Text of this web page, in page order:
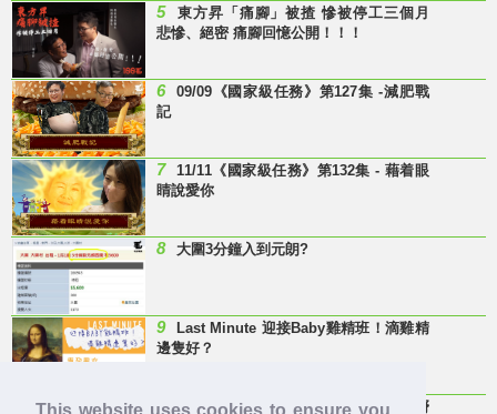
5
東方昇「痛腳」被揸 慘被停工三個月
悲慘、絕密 痛腳回憶公開！！！
6
09/09《國家級任務》第127集 -減肥戰
記
7
11/11《國家級任務》第132集 - 藉着眼
睛說愛你
8 大圍3分鐘入到元朗?
9
Last Minute 迎接Baby雞精班！滴雞精
邊隻好？
10 【童年回憶】 有冇人記得呢兩隻嘢